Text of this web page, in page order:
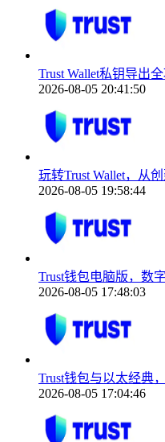
Trust Wallet私钥导出
2026-08-05 20:41:50
玩转Trust Wallet，从
2026-08-05 19:58:44
Trust钱包电脑版，数
2026-08-05 17:48:03
Trust钱包与以太经典
2026-08-05 17:04:46